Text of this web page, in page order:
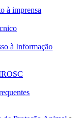
à imprensa
à Informação